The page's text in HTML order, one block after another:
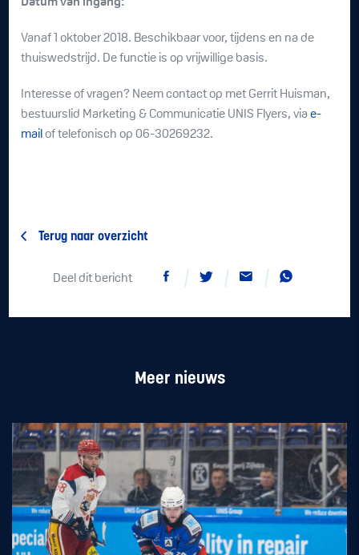
Vanaf 1 oktober 2018. Beschikbaar voor, tijdens en na de
thuiswedstrijd. De functie is op vrijwillige basis.
Interesse of vragen? Neem contact op met Gerrit Huisman,
bestuurslid Marketing & Communicatie UNIS Flyers, viae-
mail of telefonisch op 06-30269232.
Terug naar overzicht
Deel dit bericht
Meer nieuws